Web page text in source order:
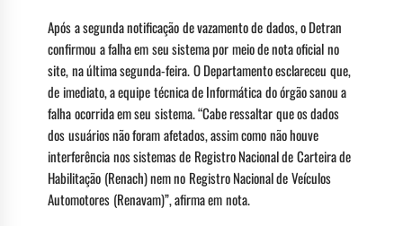
Após a segunda notificação de vazamento de dados, o Detran
confirmou a falha em seu sistema por meio de nota oficial no
site, na última segunda-feira. O Departamento esclareceu que,
de imediato, a equipe técnica de Informática do órgão sanou a
falha ocorrida em seu sistema. “Cabe ressaltar que os dados
dos usuários não foram afetados, assim como não houve
interferência nos sistemas de Registro Nacional de Carteira de
Habilitação (Renach) nem no Registro Nacional de Veículos
Automotores (Renavam)”, afirma em nota.